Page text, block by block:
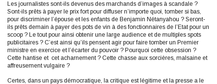
Les journalistes sont-ils devenus des marchands d’images à scandale ?
Sont-ils prêts à payer le prix fort pour diffuser n’importe quoi, tomber si bas,
pour discriminer l’épouse et les enfants de Benjamin Nétanyahou ? Seront-
ils prêts demain à payer des pots de vin à des fonctionnaires de l’Etat pour un
scoop ? Le tout pour ainsi obtenir une large audience et de multiples spots
publicitaires ? C’est ainsi qu’ils pensent agir pour faire tomber un Premier
ministre en exercice et l’écarter du pouvoir ? Pourquoi cette obsession ?
Cette hantise et cet acharnement ? Cette chasse aux sorcières, malsaine et
affreusement vulgaire ?
Certes, dans un pays démocratique, la critique est légitime et la presse a le